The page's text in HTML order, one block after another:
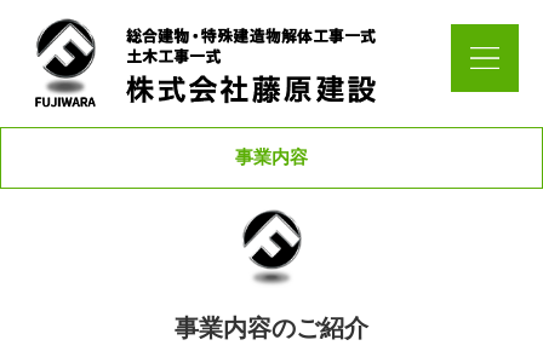
事業内容
事業内容のご紹介